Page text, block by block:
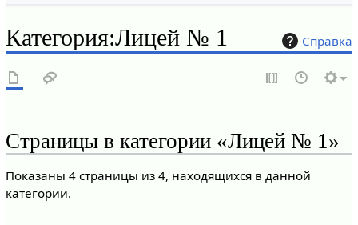
Справка
Категория:Лицей № 1
Страницы в категории «Лицей № 1»
Показаны 4 страницы из 4, находящихся в данной
категории.